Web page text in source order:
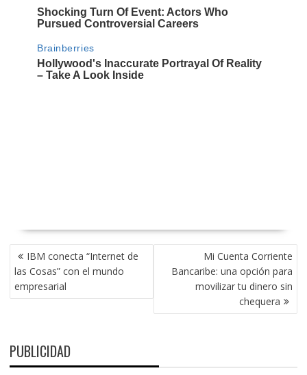
NAVEGACIÓN
DE
ENTRADAS
IBM conecta “Internet de
las Cosas” con el mundo
empresarial
Mi Cuenta Corriente
Bancaribe: una opción para
movilizar tu dinero sin
chequera
PUBLICIDAD